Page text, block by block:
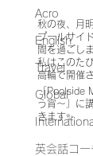
Acro
English
Travel
Global
英会話コー
秋の夜、月
プールサイ
間を過ごし
私はこのた
高輪で開催
「Poolside
う宵～」に
きます✨